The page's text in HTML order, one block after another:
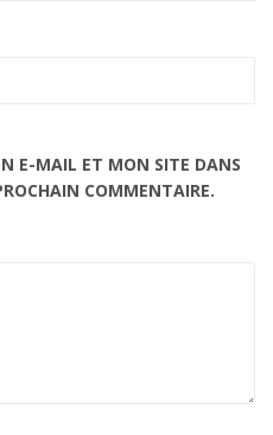
E-MAIL ET MON SITE DANS
COMMENTAIRE.